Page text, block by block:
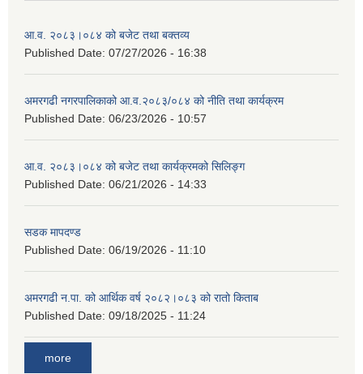
आ.व. २०८३।०८४ को बजेट तथा बक्तव्य
Published Date: 07/27/2026 - 16:38
अमरगढी नगरपालिकाको आ.व.२०८३/०८४ को नीति तथा कार्यक्रम
Published Date: 06/23/2026 - 10:57
आ.व. २०८३।०८४ को बजेट तथा कार्यक्रमको सिलिङ्ग
Published Date: 06/21/2026 - 14:33
सडक मापदण्ड
Published Date: 06/19/2026 - 11:10
अमरगढी न.पा. को आर्थिक वर्ष २०८२।०८३ को रातो किताब
Published Date: 09/18/2025 - 11:24
more